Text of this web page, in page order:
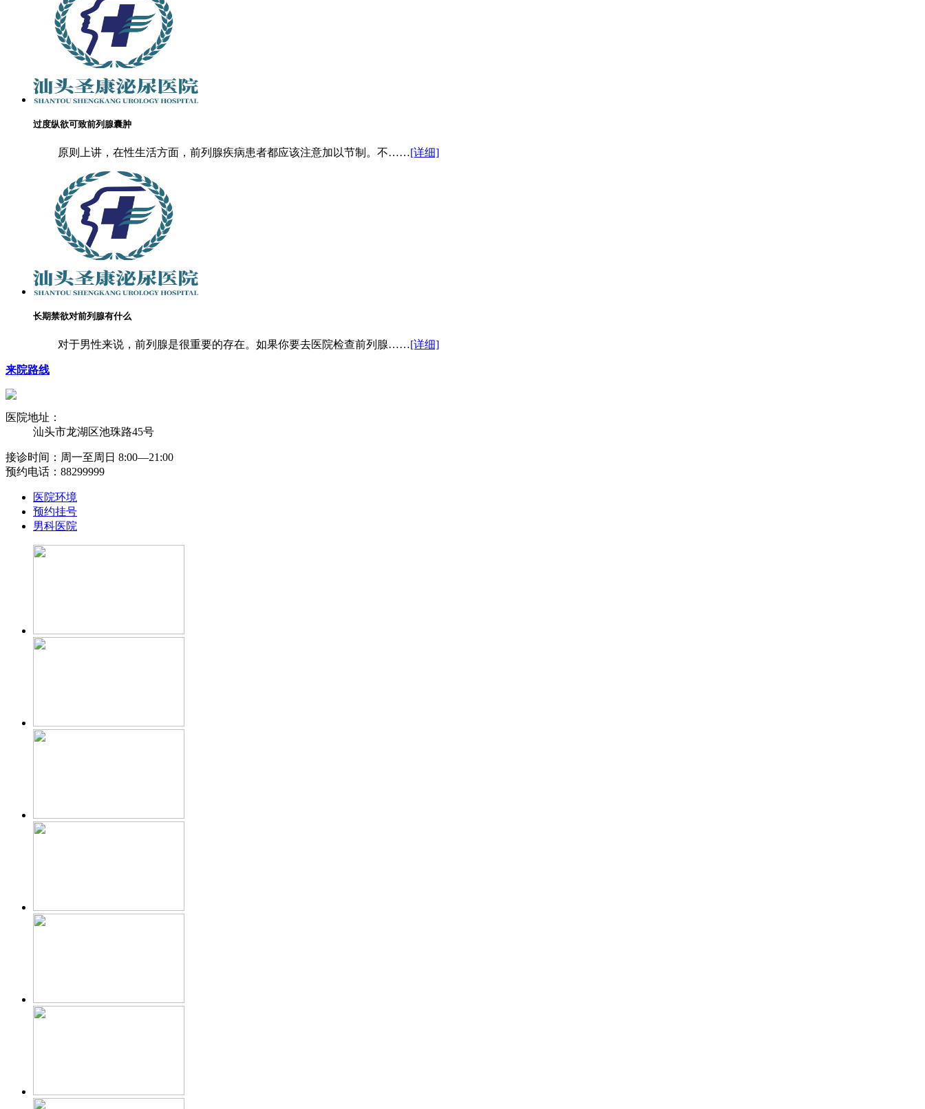
过度纵欲可致前列腺囊肿
原则上讲，在性生活方面，前列腺疾病患者都应该注意加以节制。不……[详细]
长期禁欲对前列腺有什么
对于男性来说，前列腺是很重要的存在。如果你要去医院检查前列腺……[详细]
来院路线
医院地址：
汕头市龙湖区池珠路45号
接诊时间：周一至周日 8:00―21:00
预约电话：88299999
医院环境
预约挂号
男科医院